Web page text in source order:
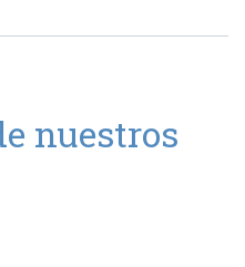
nuestros